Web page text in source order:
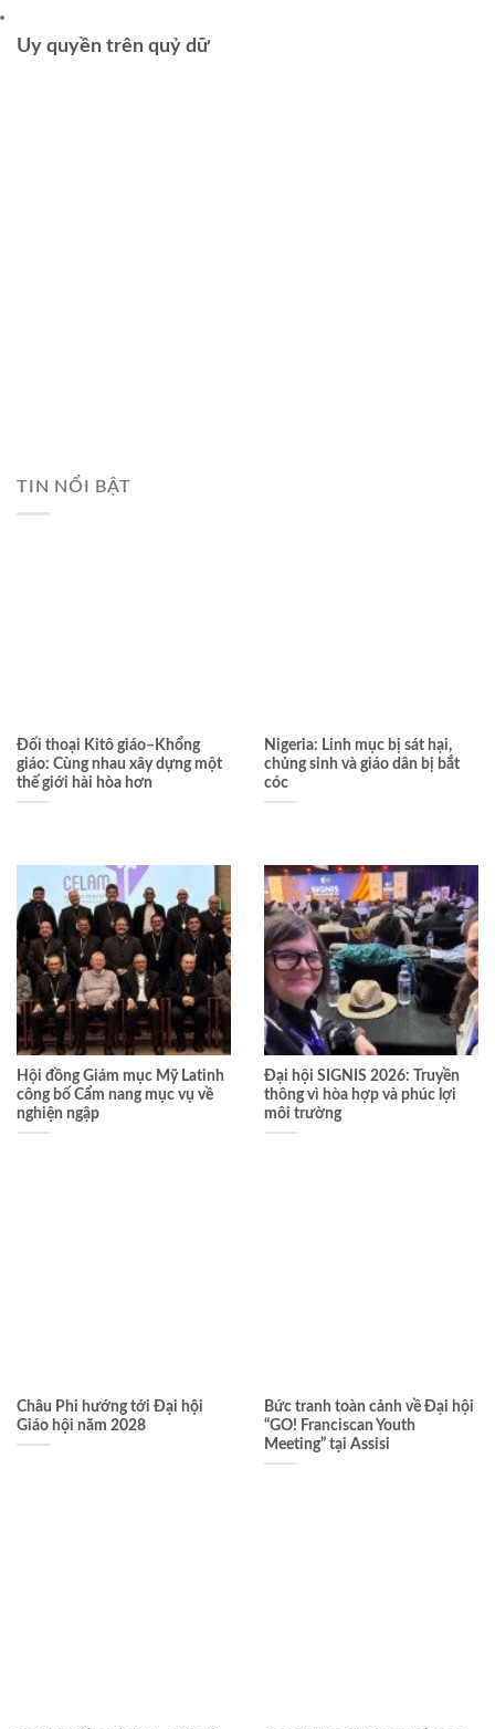
Uy quyền trên quỷ dữ
TIN NỔI BẬT
Đối thoại Kitô giáo–Khổng
giáo: Cùng nhau xây dựng một
thế giới hài hòa hơn
Nigeria: Linh mục bị sát hại,
chủng sinh và giáo dân bị bắt
cóc
Hội đồng Giám mục Mỹ Latinh
công bố Cẩm nang mục vụ về
nghiện ngập
Đại hội SIGNIS 2026: Truyền
thông vì hòa hợp và phúc lợi
môi trường
Châu Phi hướng tới Đại hội
Giáo hội năm 2028
Bức tranh toàn cảnh về Đại hội
“GO! Franciscan Youth
Meeting” tại Assisi